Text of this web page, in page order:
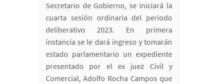
Secretario de Gobierno, se iniciará la
cuarta sesión ordinaria del periodo
deliberativo 2023. En primera
instancia se le dará ingreso y tomarán
estado parlamentario un expediente
presentado por el ex juez Civil y
Comercial, Adolfo Rocha Campos que